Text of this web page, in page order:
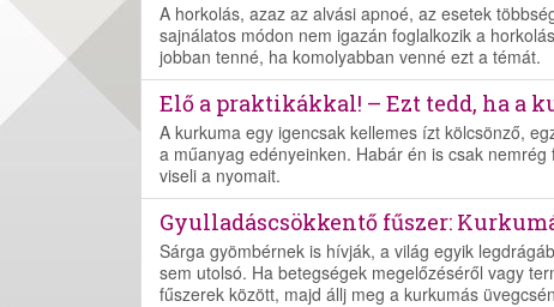
A horkolás, azaz az alvási apnoé, az esetek
sajnálatos módon nem igazán foglalkozik a
jobban tenné, ha komolyabban venné ezt a témát.
Elő a praktikákkal! – Ezt tedd, ha a
A kurkuma egy igencsak kellemes ízt kölcsönző,
a műanyag edényeinken. Habár én is csak
viseli a nyomait.
Gyulladáscsökkentő fűszer:
Sárga gyömbérnek is hívják, a világ egyik
sem utolsó. Ha betegségek megelőzéséről vagy
fűszerek között, majd állj meg a kurkumás